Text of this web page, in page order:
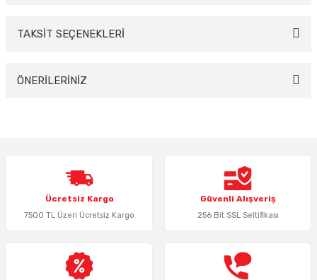
Bu ürüne ilk yorumu siz yapın!
TAKSİT SEÇENEKLERİ
ÖNERİLERİNİZ
Ürün resmi kalitesiz, bozuk veya görüntülenemiyor.
Ürün açıklamasında eksik bilgiler bulunuyor.
Ürün bilgilerinde hatalar bulunuyor.
Bu ürüne benzer farklı alternatifler olmalı.
Ücretsiz Kargo
7500 TL Üzeri Ücretsiz Kargo
Güvenli Alışveriş
256 Bit SSL Seltifikası